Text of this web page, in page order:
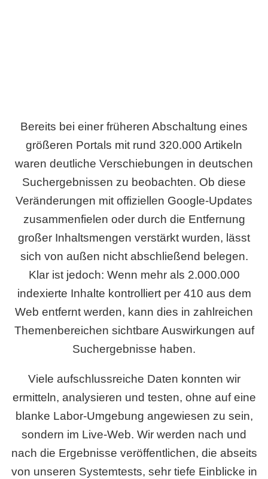
Bereits bei einer früheren Abschaltung eines
größeren Portals mit rund 320.000 Artikeln
waren deutliche Verschiebungen in deutschen
Suchergebnissen zu beobachten. Ob diese
Veränderungen mit offiziellen Google-Updates
zusammenfielen oder durch die Entfernung
großer Inhaltsmengen verstärkt wurden, lässt
sich von außen nicht abschließend belegen.
Klar ist jedoch: Wenn mehr als 2.000.000
indexierte Inhalte kontrolliert per 410 aus dem
Web entfernt werden, kann dies in zahlreichen
Themenbereichen sichtbare Auswirkungen auf
Suchergebnisse haben.
Viele aufschlussreiche Daten konnten wir
ermitteln, analysieren und testen, ohne auf eine
blanke Labor-Umgebung angewiesen zu sein,
sondern im Live-Web. Wir werden nach und
nach die Ergebnisse veröffentlichen, die abseits
von unseren Systemtests, sehr tiefe Einblicke in